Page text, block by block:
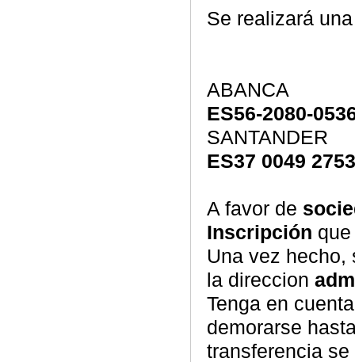
Se realizará
ABANCA
ES56-2080-
SANTANDER
ES37 0049
A favor de
Inscripción
Una vez hecho,
la direccion
Tenga en
demorarse
transferencia